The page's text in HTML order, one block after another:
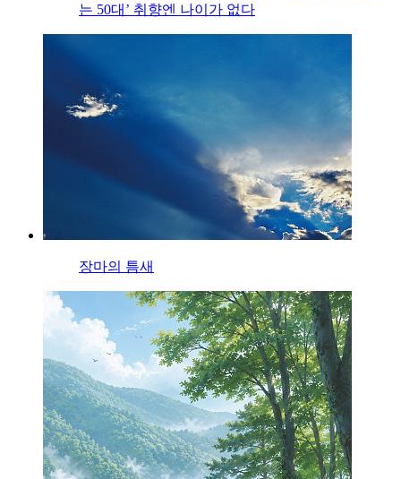
는 50대’ 취향엔 나이가 없다
장마의 틈새